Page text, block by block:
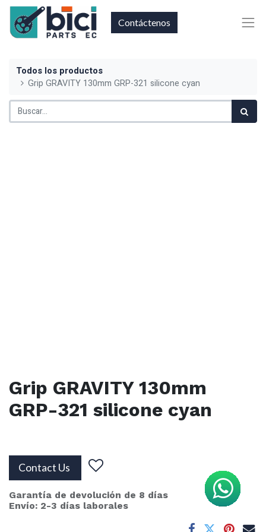
Contáctenos
Todos los productos
Grip GRAVITY 130mm GRP-321 silicone cyan
Grip GRAVITY 130mm
GRP-321 silicone cyan
Contact Us
Garantía de devolución de 8 días
Envío: 2-3 días laborales